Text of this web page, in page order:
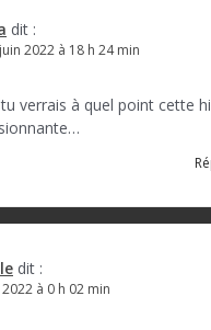
dit :
2022 à 18 h 24 min
verrais à quel point cette
dit :
à 0 h 02 min